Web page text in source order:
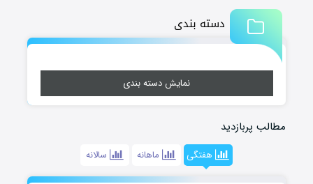
دسته بندی
نمایش دسته بندی
مطالب پربازدید
هفتگی ماهانه سالانه